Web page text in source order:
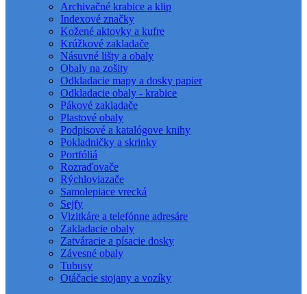
Archivačné krabice a klip
Indexové značky
Kožené aktovky a kufre
Krúžkové zakladače
Násuvné lišty a obaly
Obaly na zošity
Odkladacie mapy a dosky papier
Odkladacie obaly - krabice
Pákové zakladače
Plastové obaly
Podpisové a katalógove knihy
Pokladničky a skrinky
Portfóliá
Rozraďovače
Rýchloviazače
Samolepiace vrecká
Sejfy
Vizitkáre a telefónne adresáre
Zakladacie obaly
Zatváracie a písacie dosky
Závesné obaly
Tubusy
Otáčacie stojany a vozíky